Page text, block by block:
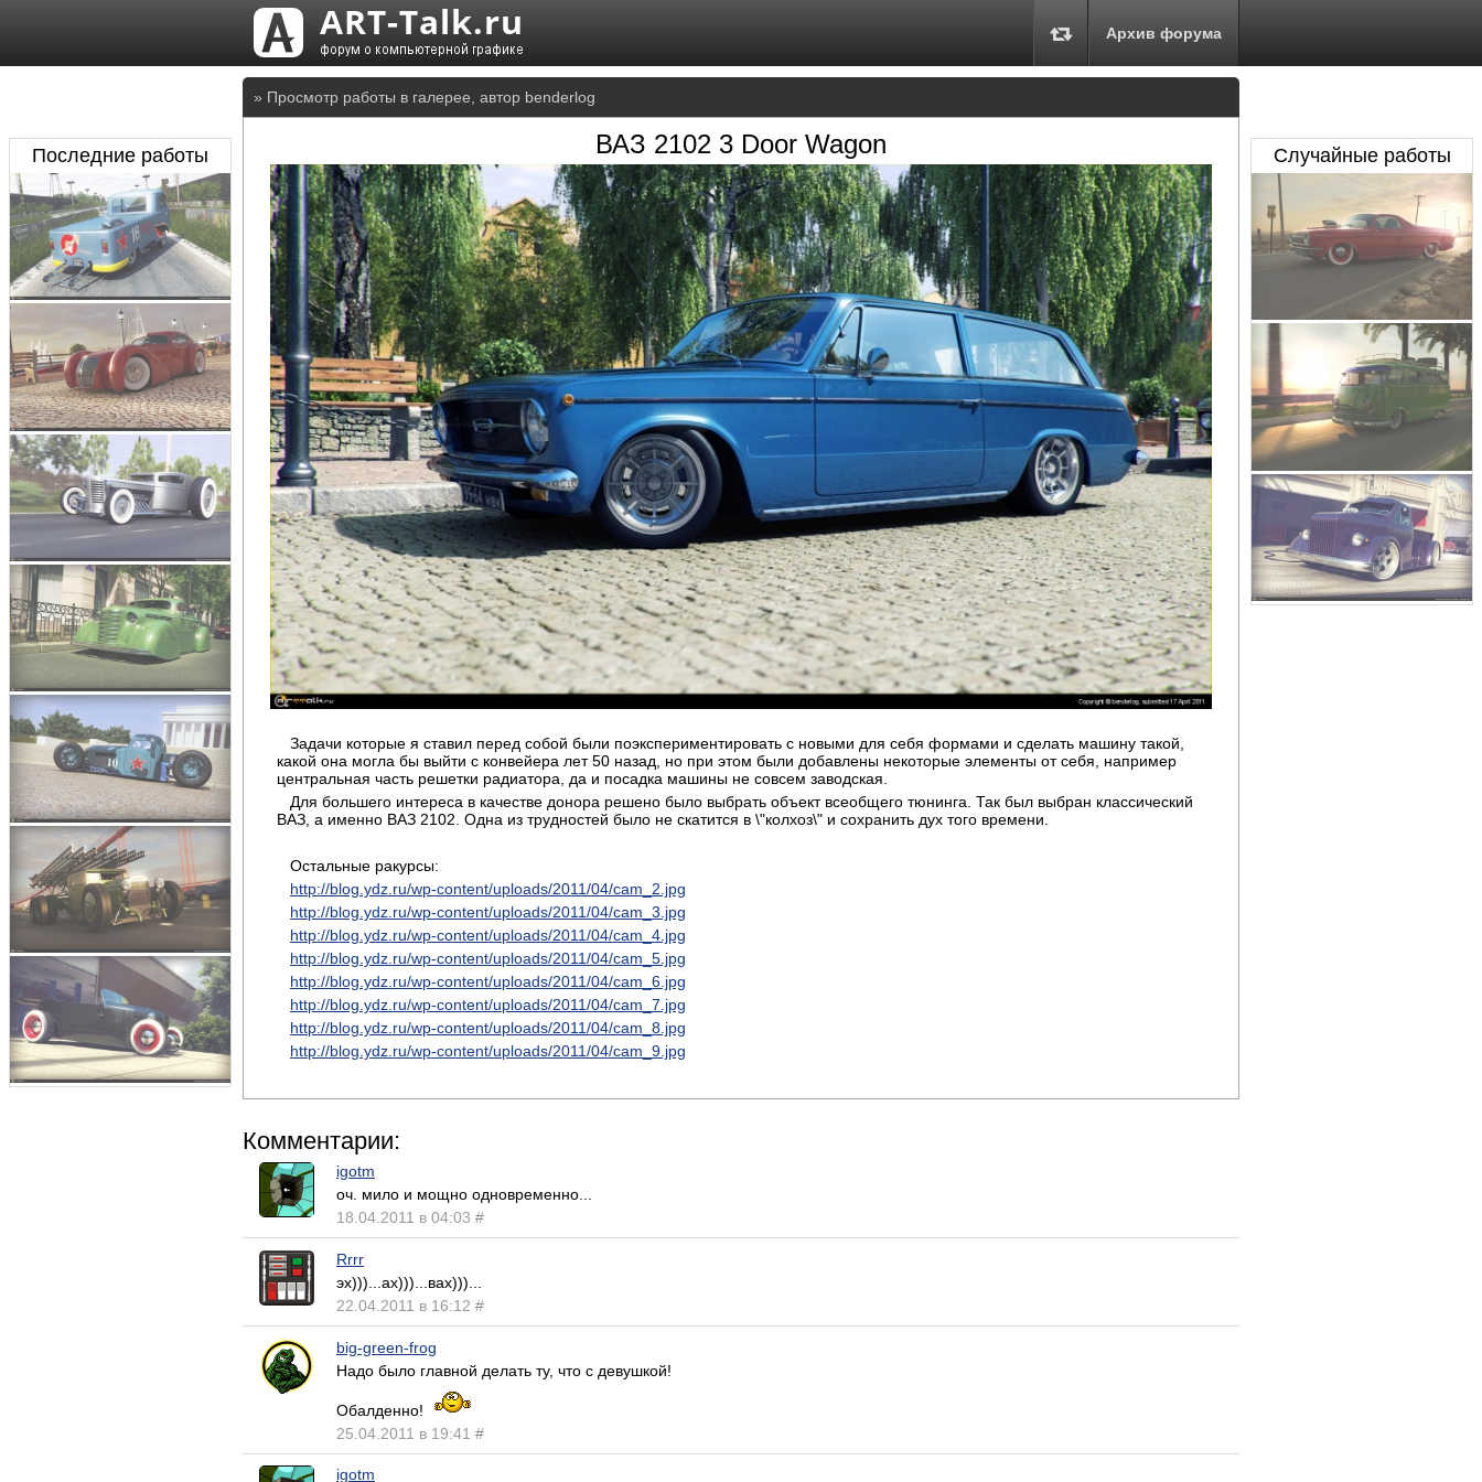
Архив форума
» Просмотр работы в галерее, автор benderlog
ВАЗ 2102 3 Door Wagon
Задачи которые я ставил перед собой были поэкспериментировать с новыми для себя формами и сделать машину такой,
какой она могла бы выйти с конвейера лет 50 назад, но при этом были добавлены некоторые элементы от себя, например
центральная часть решетки радиатора, да и посадка машины не совсем заводская.
Для большего интереса в качестве донора решено было выбрать объект всеобщего тюнинга. Так был выбран классический
ВАЗ, а именно ВАЗ 2102. Одна из трудностей было не скатится в \"колхоз\" и сохранить дух того времени.
Остальные ракурсы:
http://blog.ydz.ru/wp-content/uploads/2011/04/cam_2.jpg
http://blog.ydz.ru/wp-content/uploads/2011/04/cam_3.jpg
http://blog.ydz.ru/wp-content/uploads/2011/04/cam_4.jpg
http://blog.ydz.ru/wp-content/uploads/2011/04/cam_5.jpg
http://blog.ydz.ru/wp-content/uploads/2011/04/cam_6.jpg
http://blog.ydz.ru/wp-content/uploads/2011/04/cam_7.jpg
http://blog.ydz.ru/wp-content/uploads/2011/04/cam_8.jpg
http://blog.ydz.ru/wp-content/uploads/2011/04/cam_9.jpg
Комментарии:
igotm
оч. мило и мощно одновременно...
18.04.2011 в 04:03 #
Rrrr
эх)))...ах)))...вах)))...
22.04.2011 в 16:12 #
big-green-frog
Надо было главной делать ту, что с девушкой!
Обалденно!
25.04.2011 в 19:41 #
igotm
Последние работы Случайные работы